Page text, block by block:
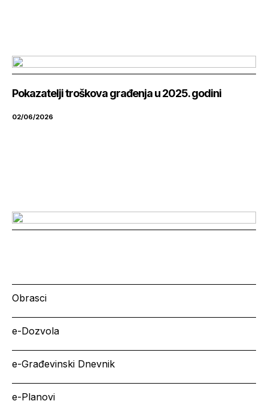
Pokazatelji troškova građenja u 2025. godini
02/06/2026
Obrasci
e-Dozvola
e-Građevinski Dnevnik
e-Planovi